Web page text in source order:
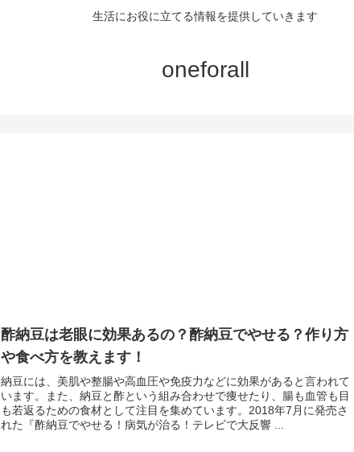
生活にお役に立てる情報を提供していきます
oneforall
酢納豆は老眼に効果あるの？酢納豆でやせる？作り方
や食べ方を教えます！
納豆には、美肌や整腸や高血圧や免疫力などに効果があると言われて
います。また、納豆と酢という組み合わせで痩せたり、腸も血管も目
も若返るための食材として注目を集めています。2018年7月に発売さ
れた『酢納豆でやせる！病気が治る！テレビで大反響 ...